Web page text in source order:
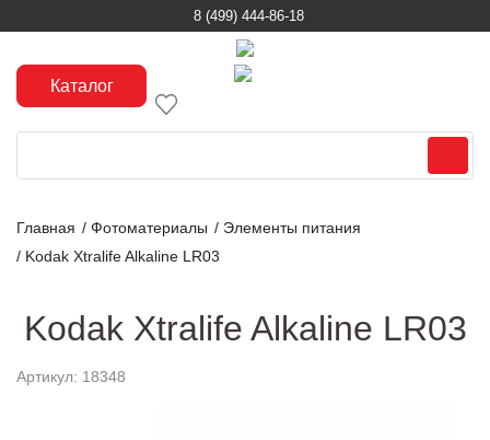
8 (499) 444-86-18
Каталог
Главная / Фотоматериалы / Элементы питания
/ Kodak Xtralife Alkaline LR03
Kodak Xtralife Alkaline LR03
Артикул: 18348